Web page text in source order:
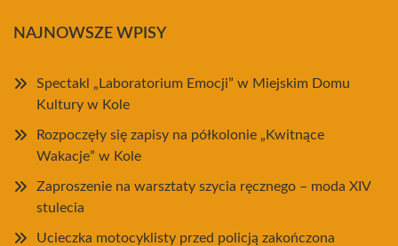
NAJNOWSZE WPISY
Spectakl „Laboratorium Emocji” w Miejskim Domu
Kultury w Kole
Rozpoczęły się zapisy na półkolonie „Kwitnące
Wakacje” w Kole
Zaproszenie na warsztaty szycia ręcznego – moda XIV
stulecia
Ucieczka motocyklisty przed policją zakończona